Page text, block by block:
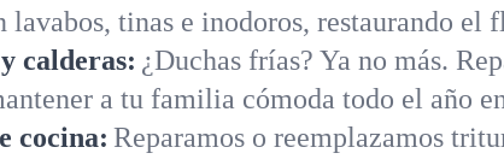
tinas e inodoros, restaurando el
calderas: ¿Duchas frías? Ya no más.
a tu familia cómoda todo el año
cocina: Reparamos o reemplazamos